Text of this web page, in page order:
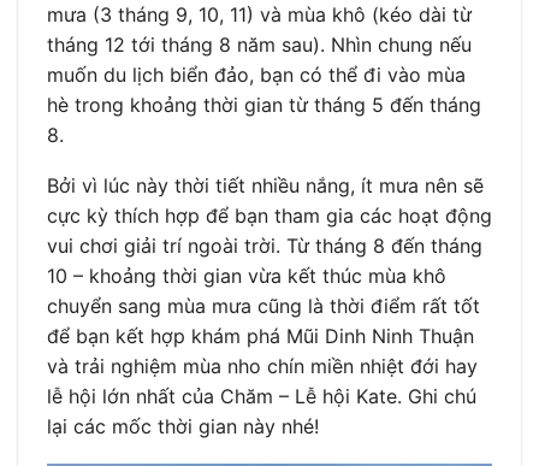
mưa (3 tháng 9, 10, 11) và mùa khô (kéo dài từ
tháng 12 tới tháng 8 năm sau). Nhìn chung nếu
muốn du lịch biển đảo, bạn có thể đi vào mùa
hè trong khoảng thời gian từ tháng 5 đến tháng
8.
Bởi vì lúc này thời tiết nhiều nắng, ít mưa nên sẽ
cực kỳ thích hợp để bạn tham gia các hoạt động
vui chơi giải trí ngoài trời. Từ tháng 8 đến tháng
10 – khoảng thời gian vừa kết thúc mùa khô
chuyển sang mùa mưa cũng là thời điểm rất tốt
để bạn kết hợp khám phá Mũi Dinh Ninh Thuận
và trải nghiệm mùa nho chín miền nhiệt đới hay
lễ hội lớn nhất của Chăm – Lễ hội Kate. Ghi chú
lại các mốc thời gian này nhé!